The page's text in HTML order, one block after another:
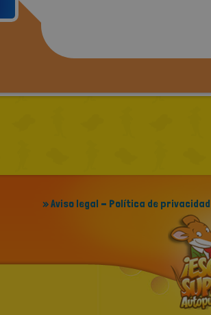
» Aviso legal - Política de privacidad